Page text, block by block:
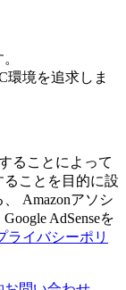
環境を追求しま
ることによって
ことを目的に設
Amazonアソシ
AdSenseを
ライバシーポリ